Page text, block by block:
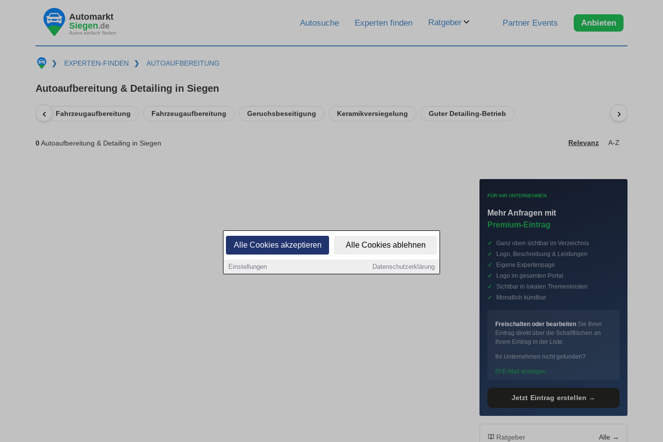
Alle Cookies akzeptieren Alle Cookies ablehnen
Einstellungen Datenschutzerklärung
Automarkt
Siegen.de
Autos einfach finden
Autosuche Experten finden Ratgeber Partner Events Anbieten
❯ EXPERTEN-FINDEN ❯ AUTOAUFBEREITUNG
Autoaufbereitung & Detailing in Siegen
‹ Fahrzeugaufbereitung Fahrzeugaufbereitung Geruchsbeseitigung Keramikversiegelung Guter Detailing-Betrieb ›
0Autoaufbereitung & Detailing in Siegen Relevanz A-Z
FÜR IHR UNTERNEHMEN
Mehr Anfragen mit
Premium-Eintrag
✓
Ganz oben sichtbar im Verzeichnis
✓
Logo, Beschreibung & Leistungen
✓
Eigene Expertenpage
✓
Logo im gesamten Portal
✓
Sichtbar in lokalen Themenleisten
✓
Monatlich kündbar
Freischalten oder bearbeiten Sie Ihren
Eintrag direkt über die Schaltflächen an
Ihrem Eintrag in der Liste.
Ihr Unternehmen nicht gefunden?
E-Mail anzeigen
Jetzt Eintrag erstellen →
Ratgeber Alle →